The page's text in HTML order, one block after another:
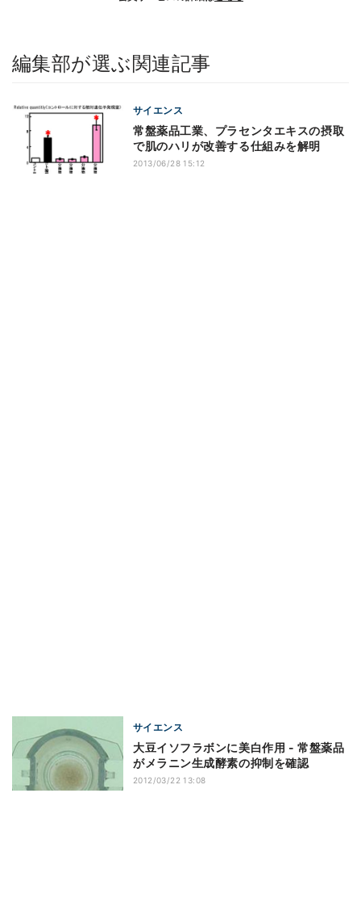
編集部が選ぶ関連記事
サイエンス
常盤薬品工業、プラセンタエキスの摂取
で肌のハリが改善する仕組みを解明
2013/06/28 15:12
サイエンス
大豆イソフラボンに美白作用 - 常盤薬品
がメラニン生成酵素の抑制を確認
2012/03/22 13:08